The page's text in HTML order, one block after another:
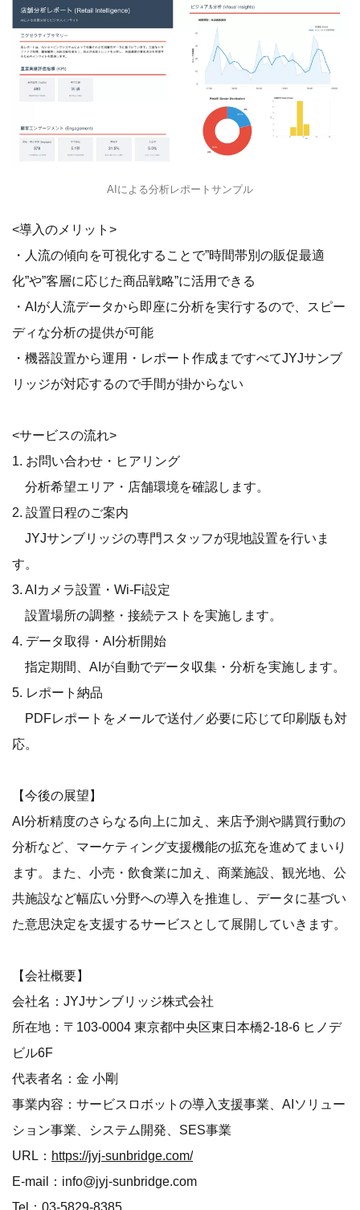
AIによる分析レポートサンプル
<導入のメリット>
・人流の傾向を可視化することで”時間帯別の販促最適
化”や”客層に応じた商品戦略”に活用できる
・AIが人流データから即座に分析を実行するので、スピー
ディな分析の提供が可能
・機器設置から運用・レポート作成まですべてJYJサンブ
リッジが対応するので手間が掛からない
<サービスの流れ>
1. お問い合わせ・ヒアリング
分析希望エリア・店舗環境を確認します。
2. 設置日程のご案内
JYJサンブリッジの専門スタッフが現地設置を行いま
す。
3. AIカメラ設置・Wi-Fi設定
設置場所の調整・接続テストを実施します。
4. データ取得・AI分析開始
指定期間、AIが自動でデータ収集・分析を実施します。
5. レポート納品
PDFレポートをメールで送付／必要に応じて印刷版も対
応。
【今後の展望】
AI分析精度のさらなる向上に加え、来店予測や購買行動の
分析など、マーケティング支援機能の拡充を進めてまいり
ます。また、小売・飲食業に加え、商業施設、観光地、公
共施設など幅広い分野への導入を推進し、データに基づい
た意思決定を支援するサービスとして展開していきます。
【会社概要】
会社名：JYJサンブリッジ株式会社
所在地：〒103-0004 東京都中央区東日本橋2-18-6 ヒノデ
ビル6F
代表者名：金 小剛
事業内容：サービスロボットの導入支援事業、AIソリュー
ション事業、システム開発、SES事業
URL： https://jyj-sunbridge.com/
E-mail：info@jyj-sunbridge.com
Tel：03-5829-8385